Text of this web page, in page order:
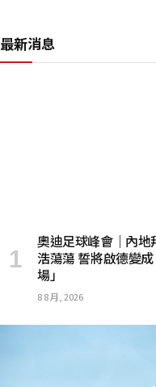
最新消息
奧迪足球峰會｜內地
浩蕩蕩 誓將啟德變
場」
8 8 月, 2026